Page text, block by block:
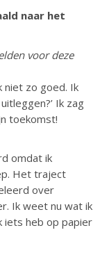
naar het
voor deze
niet zo goed. Ik
Ik zag
toekomst!
omdat ik
Het traject
over
Ik weet nu wat ik
iets heb op papier